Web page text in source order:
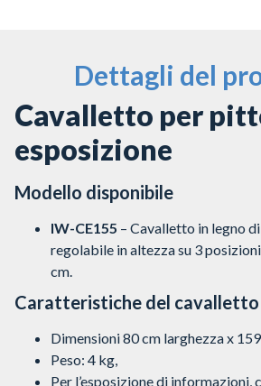
Dettagli del
Cavalletto per
esposizione
Modello disponibile
IW-CE155 – Cavalletto in legno
regolabile in altezza su 3
cm.
Caratteristiche del
Dimensioni 80 cm larghezza x
Peso: 4 kg,
Per l’esposizione di informazioni,